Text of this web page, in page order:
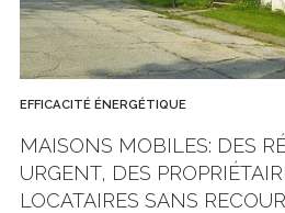
EFFICACITÉ ÉNERGÉTIQUE
MAISONS MOBILES: DES
URGENT, DES
LOCATAIRES SANS